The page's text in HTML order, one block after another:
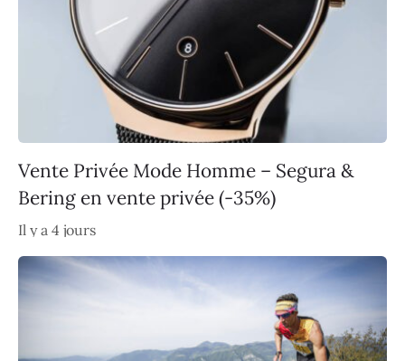
Vente Privée Mode Homme – Segura &
Bering en vente privée (-35%)
Il y a 4 jours